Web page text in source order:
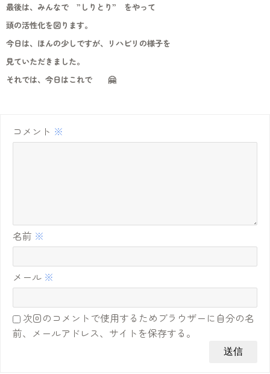
最後は、みんなで ”しりとり” をやって
頭の活性化を図ります。
今日は、ほんの少しですが、リハビリの様子を
見ていただきました。
それでは、今日はこれで 🤗
コメント ※
名前 ※
メール ※
次回のコメントで使用するためブラウザーに自分の名
前、メールアドレス、サイトを保存する。